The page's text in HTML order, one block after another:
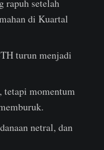
rapuh setelah
di Kuartal
turun menjadi
tetapi momentum
netral, dan